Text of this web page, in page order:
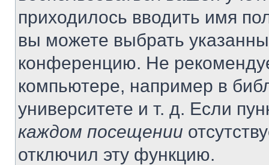
приходилось вводить имя
вы можете выбрать
конференцию. Не
компьютере, например в
университете и т. д. Если
каждом посещении
отключил эту функцию.